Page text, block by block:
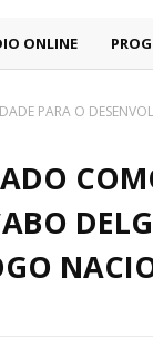
ONLINE
PARA O